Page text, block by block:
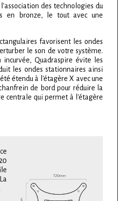
des technologies du
en bronze, le tout avec une
favorisent les ondes
le son de votre système.
incurvée, Quadraspire évite les
les ondes stationnaires ainsi
étendu à l'étagère X avec une
de bord pour réduire la
centrale qui permet à l'étagère